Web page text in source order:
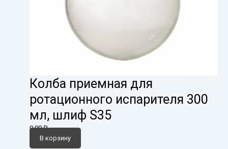
Колба приемная для
ротационного испарителя 300
мл, шлиф S35
0,00₽
В корзину